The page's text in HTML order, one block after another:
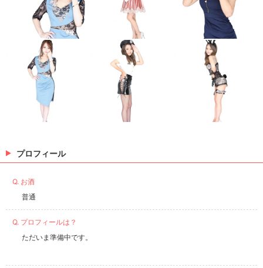
プロフィール
Q. お酒
普通
Q. プロフィールは？
ただいま準備中です。